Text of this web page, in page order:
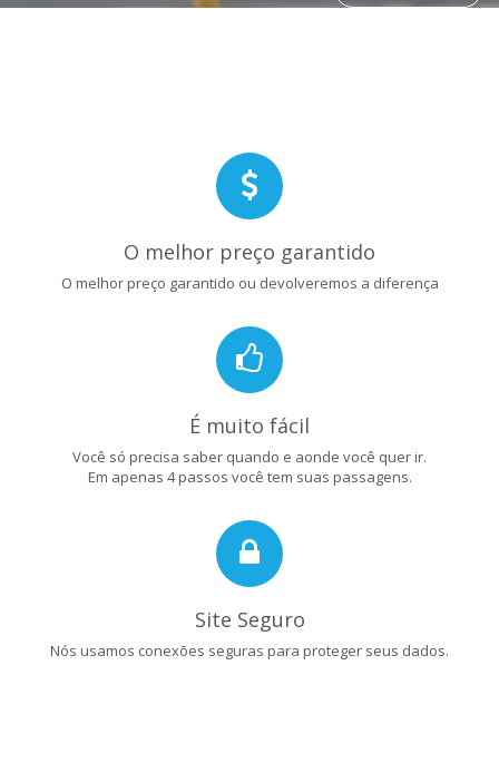
O melhor preço garantido
O melhor preço garantido ou devolveremos a diferença
É muito fácil
Você só precisa saber quando e aonde você quer ir.
Em apenas 4 passos você tem suas passagens.
Site Seguro
Nós usamos conexões seguras para proteger seus dados.